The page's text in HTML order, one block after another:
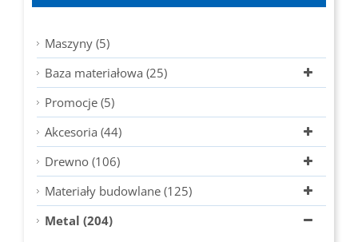
Maszyny (5)
Baza materiałowa (25)
Promocje (5)
Akcesoria (44)
Drewno (106)
Materiały budowlane (125)
Metal (204)